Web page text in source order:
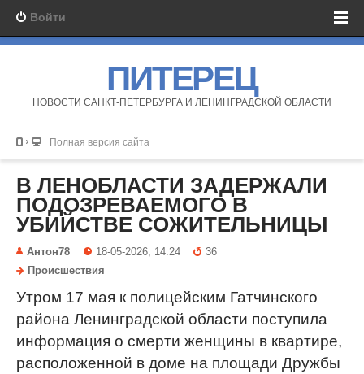
Войти
ПИТЕРЕЦ
НОВОСТИ САНКТ-ПЕТЕРБУРГА И ЛЕНИНГРАДСКОЙ ОБЛАСТИ
Полная версия сайта
В ЛЕНОБЛАСТИ ЗАДЕРЖАЛИ
ПОДОЗРЕВАЕМОГО В
УБИЙСТВЕ СОЖИТЕЛЬНИЦЫ
Антон78 18-05-2026, 14:24
36
Происшествия
Утром 17 мая к полицейским Гатчинского
района Ленинградской области поступила
информация о смерти женщины в квартире,
расположенной в доме на площади Дружбы